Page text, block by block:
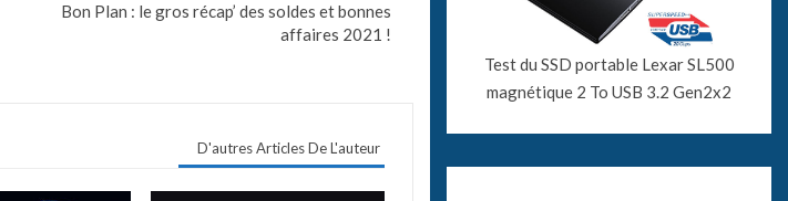
Bon Plan : le gros récap’ des soldes et bonnes
affaires 2021 !
D'autres Articles De L'auteur
Test du SSD portable Lexar SL500
magnétique 2 To USB 3.2 Gen2x2